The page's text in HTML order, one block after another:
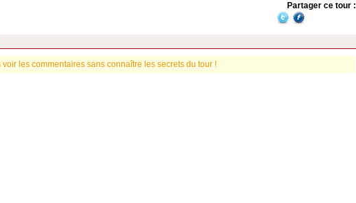
Partager ce tour :
les commentaires sans connaître les secrets du tour !